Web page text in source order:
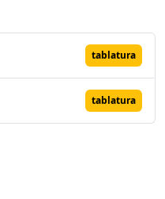
tablatura
tablatura